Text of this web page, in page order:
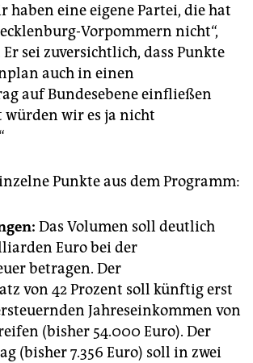
haben eine eigene Partei, die hat
Vorpommern nicht“,
Er sei zuversichtlich, dass Punkte
auch in einen
auf Bundesebene einfließen
würden wir es ja nicht
Punkte aus dem Programm:
Das Volumen soll deutlich
Euro bei der
betragen. Der
von 42 Prozent soll künftig erst
Jahreseinkommen von
(bisher 54.000 Euro). Der
(bisher 7.356 Euro) soll in zwei